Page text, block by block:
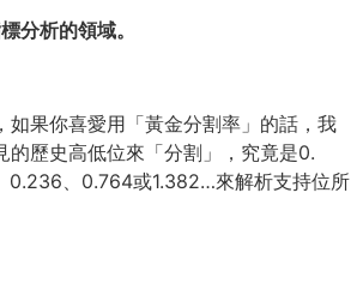
分析的領域。
如果你喜愛用「黃金分割率」的話， 我
的歷史高低位來「分割」，究竟是0.
0.236、0.764或1.382…來解析支持位所